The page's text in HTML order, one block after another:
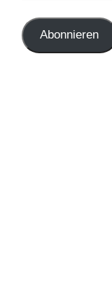
Abonnieren